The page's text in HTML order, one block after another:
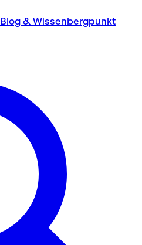
Blog & Wissenbergpunkt